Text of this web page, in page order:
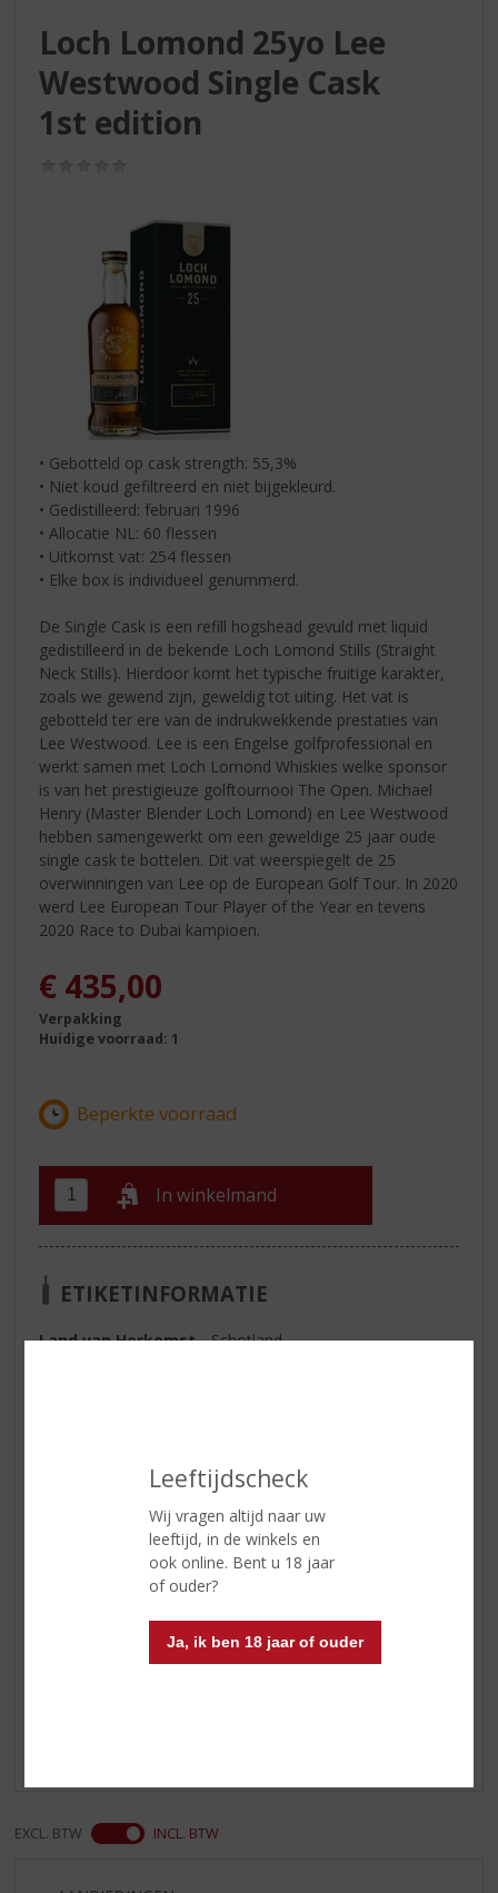
Leeftijdscheck
Wij vragen altijd naar uw
leeftijd, in de winkels en
ook online. Bent u 18 jaar
of ouder?
Ja, ik ben 18 jaar of ouder
Loch Lomond 25yo Lee
Westwood Single Cask
1st edition
• Gebotteld op cask strength: 55,3%
• Niet koud gefiltreerd en niet bijgekleurd.
• Gedistilleerd: februari 1996
• Allocatie NL: 60 flessen
• Uitkomst vat: 254 flessen
• Elke box is individueel genummerd.
De Single Cask is een refill hogshead gevuld met liquid
gedistilleerd in de bekende Loch Lomond Stills (Straight
Neck Stills). Hierdoor komt het typische fruitige karakter,
zoals we gewend zijn, geweldig tot uiting. Het vat is
gebotteld ter ere van de indrukwekkende prestaties van
Lee Westwood. Lee is een Engelse golfprofessional en
werkt samen met Loch Lomond Whiskies welke sponsor
is van het prestigieuze golftournooi The Open. Michael
Henry (Master Blender Loch Lomond) en Lee Westwood
hebben samengewerkt om een geweldige 25 jaar oude
single cask te bottelen. Dit vat weerspiegelt de 25
overwinningen van Lee op de European Golf Tour. In 2020
werd Lee European Tour Player of the Year en tevens
2020 Race to Dubai kampioen.
€ 435,00
Verpakking
Huidige voorraad: 1
In winkelmand
ETIKETINFORMATIE
Land van Herkomst
Schotland
Karamel, getoast eiken en
ananas.
Lang en aanhoudend met tonen
van gember en kaneel.
Reviews
EXCL. BTW INCL. BTW